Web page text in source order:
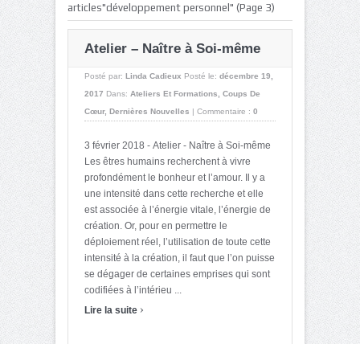
articles"développement personnel" (Page 3)
Atelier – Naître à Soi-même
Posté par: Linda Cadieux Posté le: décembre 19,
2017 Dans: Ateliers Et Formations
Coups De
Cœur, Dernières Nouvelles | Commentaire : 0
3 février 2018 - Atelier - Naître à Soi-même
Les êtres humains recherchent à vivre
profondément le bonheur et l’amour. Il y a
une intensité dans cette recherche et elle
est associée à l’énergie vitale, l’énergie de
création. Or, pour en permettre le
déploiement réel, l’utilisation de toute cette
intensité à la création, il faut que l’on puisse
se dégager de certaines emprises qui sont
codifiées à l’intérieu ...
Lire la suite ›